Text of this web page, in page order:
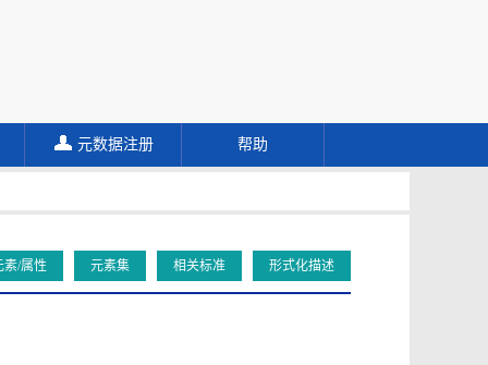
元数据注册 帮助
素/属性 元素集 相关标准 形式化描述